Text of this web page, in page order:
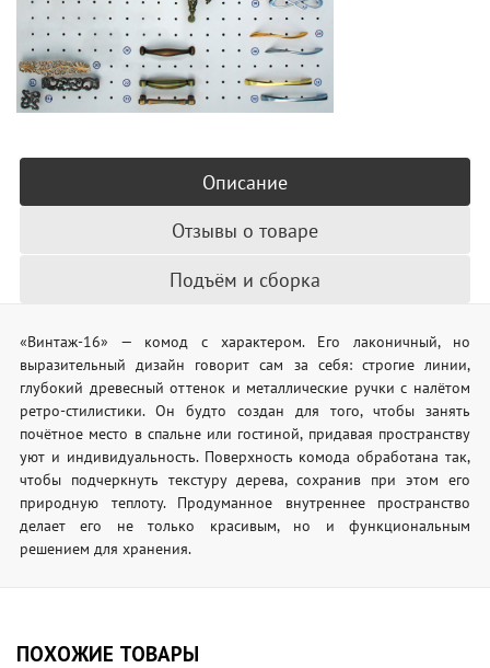
Описание
Отзывы о товаре
Подъём и сборка
«Винтаж-16» — комод с характером. Его лаконичный, но
выразительный дизайн говорит сам за себя: строгие линии,
глубокий древесный оттенок и металлические ручки с налётом
ретро-стилистики. Он будто создан для того, чтобы занять
почётное место в спальне или гостиной, придавая пространству
уют и индивидуальность. Поверхность комода обработана так,
чтобы подчеркнуть текстуру дерева, сохранив при этом его
природную теплоту. Продуманное внутреннее пространство
делает его не только красивым, но и функциональным
решением для хранения.
ПОХОЖИЕ ТОВАРЫ